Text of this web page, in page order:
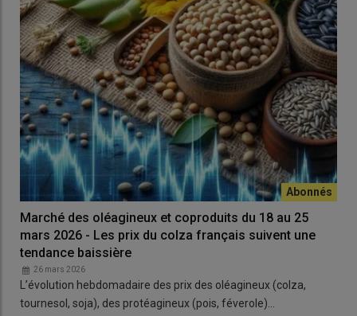
Marché des oléagineux et coproduits du 18 au 25
mars 2026 - Les prix du colza français suivent une
tendance baissière
26 mars 2026
L’évolution hebdomadaire des prix des oléagineux (colza,
tournesol, soja), des protéagineux (pois, féverole)…